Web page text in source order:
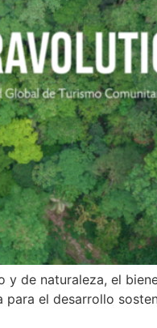
de naturaleza, el
para el desarrollo